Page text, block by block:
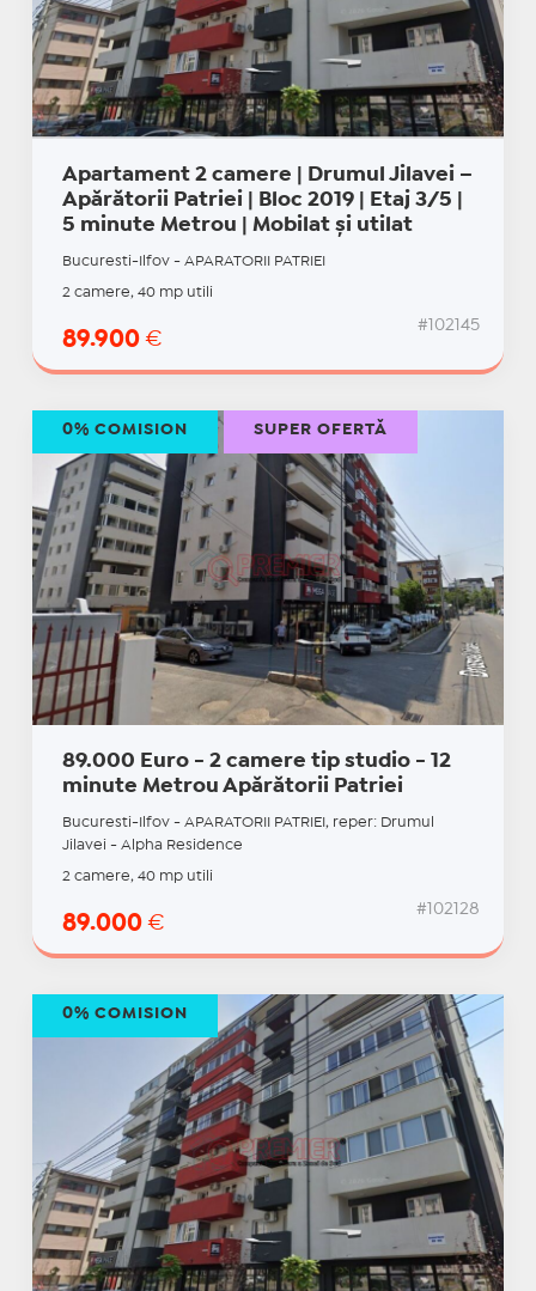
Apartament 2 camere | Drumul Jilavei –
Apărătorii Patriei | Bloc 2019 | Etaj 3/5 |
5 minute Metrou | Mobilat și utilat
Bucuresti-Ilfov - APARATORII PATRIEI
2 camere, 40 mp utili
89.900 €
#102145
89.000 Euro - 2 camere tip studio - 12
minute Metrou Apărătorii Patriei
Bucuresti-Ilfov - APARATORII PATRIEI, reper: Drumul
Jilavei - Alpha Residence
2 camere, 40 mp utili
89.000 €
#102128
0% COMISION SUPER OFERTĂ
0% COMISION